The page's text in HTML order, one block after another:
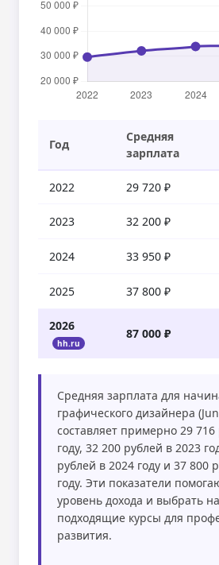
Год
Средняя
зарплата
2022 29 720 ₽
2023 32 200 ₽
2024 33 950 ₽
2025 37 800 ₽
2026
hh.ru
87 000 ₽
Средняя зарплата для
графического дизайнера
составляет примерно 29 716
году, 32 200 рублей в 2023
рублей в 2024 году и 37 800
году. Эти показатели
уровень дохода и выбрать
подходящие курсы для
развития.